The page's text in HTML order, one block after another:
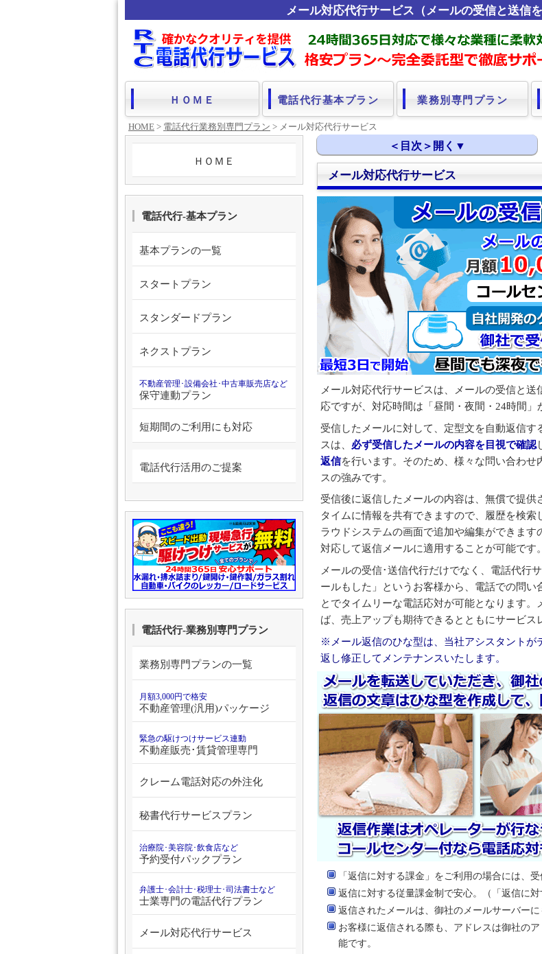
メール対応代行サービス（メールの受信と送信
ＨＯＭＥ 電話代行基本プラン 業務別専門プラン
HOME > 電話代行業務別専門プラン > メール対応代行サービス
メールの受信･送信代行サービス
メール対応の問題点はアウトソーシングで
メールを素早く返信できる体制を構築
メール対応代行サービスの内容と料金のご
メール返信の速さにもっとこだわりを！
成約率の向上⇒メールの返信にもっとこ
メール代行のアウトソーシングは、良い
メール対応代行サービスの概要とコスト換
メール対応代行サービスの1ヶ月のコス
メール対応代行サービス
メール対応代行サービスは、メールの受信と
応ですが、対応時間は「昼間・夜間・24時間」
受信したメールに対して、定型文を自動返信
スは、 必ず受信したメールの内容を目視で確認
返信を行います。そのため、様々な問い合わ
スの強みです。
受信後に返信したメールの内容は、無償で提
タイムに情報を共有できますので、履歴を検
ラウドシステムの画面で追加や編集ができま
対応して返信メールに適用することが可能です。
メールの受信･送信代行だけでなく、電話代行
ールもした」というお客様から、電話での問
とでタイムリーな電話応対が可能となります
ば、売上アップも期待できるとともにサービス
※メール返信のひな型は、当社アシスタントが
返し修正してメンテナンスいたします。
「返信に対する課金」をご利用の場合には、
返信に対する従量課金制で安心。（「返信に
返信されたメールは、御社のメールサーバーに
お客様に返信される際も、アドレスは御社の
能です。
ＨＯＭＥ
電話代行-基本プラン
基本プランの一覧
スタートプラン
スタンダードプラン
ネクストプラン
不動産管理･設備会社･中古車販売店など
保守連動プラン
短期間のご利用にも対応
電話代行活用のご提案
電話代行-業務別専門プラン
業務別専門プランの一覧
月額3,000円で格安
不動産管理(汎用)パッケージ
緊急の駆けつけサービス連動
不動産販売･賃貸管理専門
クレーム電話対応の外注化
秘書代行サービスプラン
治療院･美容院･飲食店など
予約受付パックプラン
弁護士･会計士･税理士･司法書士など
士業専門の電話代行プラン
メール対応代行サービス